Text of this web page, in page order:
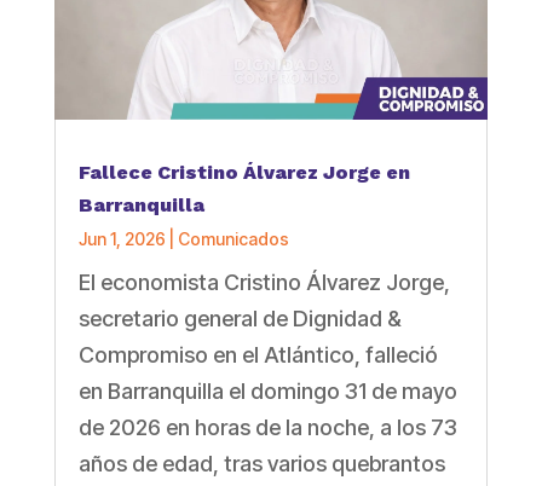
Fallece Cristino Álvarez Jorge en
Barranquilla
Jun 1, 2026 Comunicados
El economista Cristino Álvarez Jorge,
secretario general de Dignidad &
Compromiso en el Atlántico, falleció
en Barranquilla el domingo 31 de mayo
de 2026 en horas de la noche, a los 73
años de edad, tras varios quebrantos